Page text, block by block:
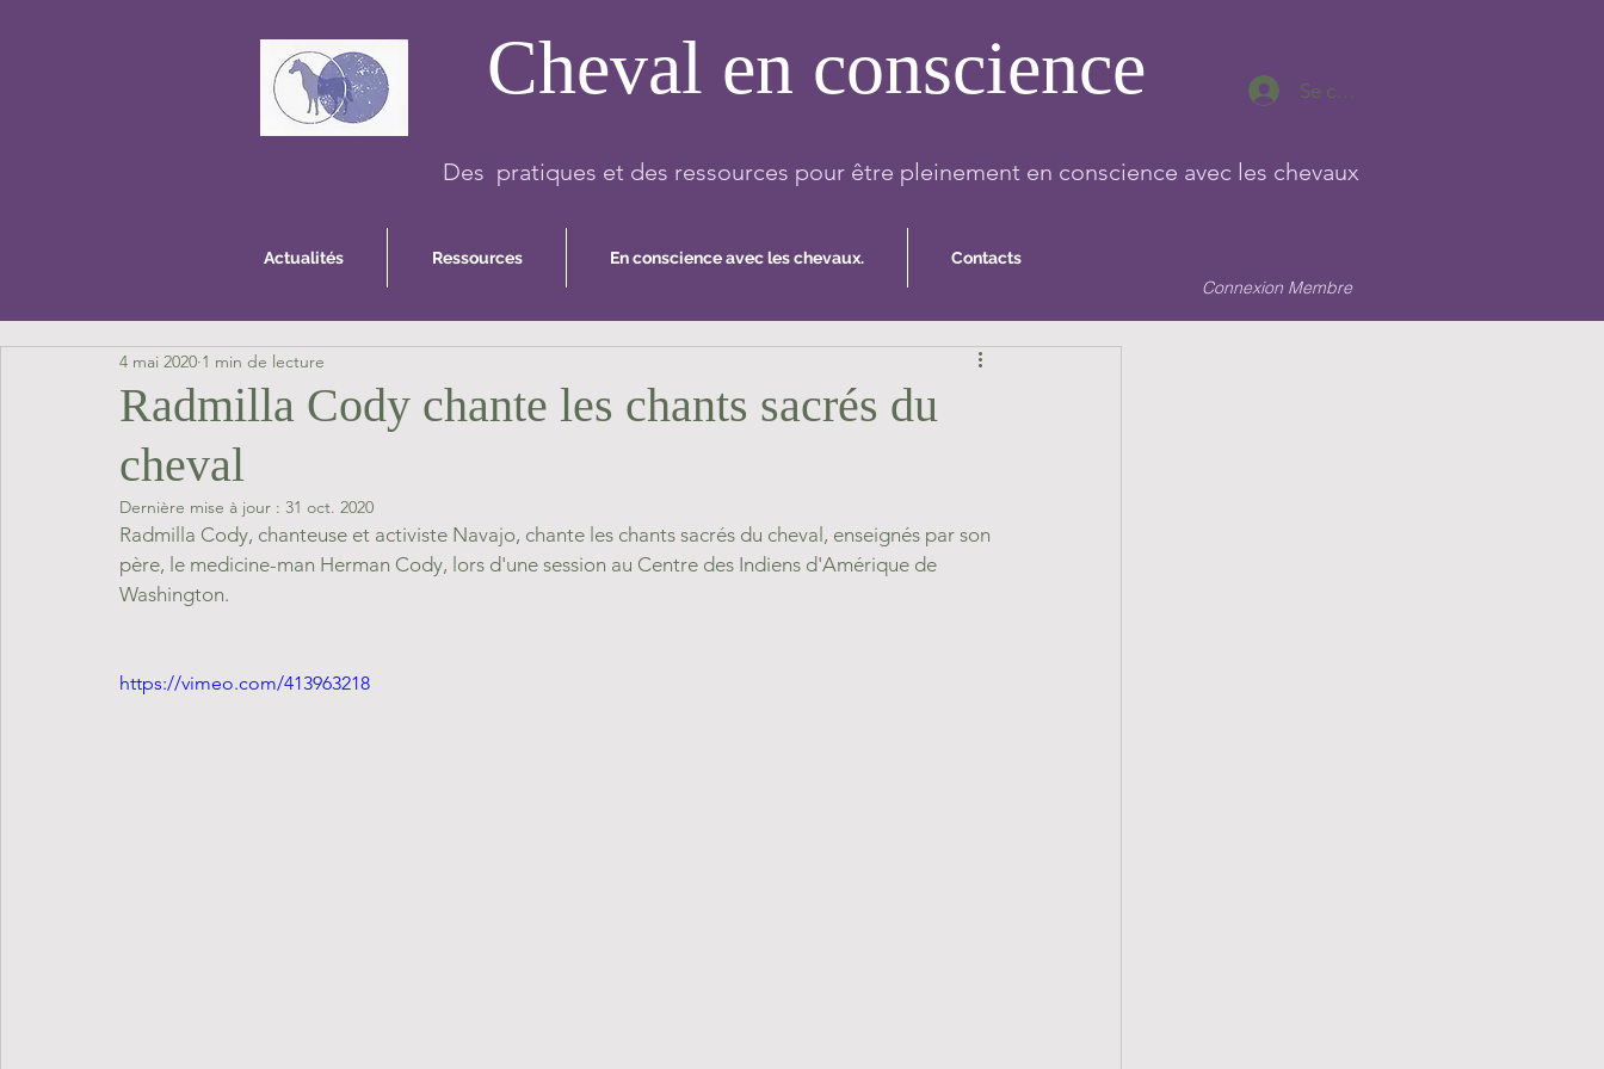
Cheval en conscience
Des pratiques et des ressources pour être pleinement en conscience avec les chevaux
Actualités Ressources En conscience avec les chevaux. Contacts
Connexion Membre
Se connecter
Radmilla Cody chante les chants sacrés du
cheval
4 mai 2020 1 min de lecture
Dernière mise à jour : 31 oct. 2020
Radmilla Cody, chanteuse et activiste Navajo, chante les chants sacrés du cheval, enseignés par son
père, le medicine-man Herman Cody, lors d'une session au Centre des Indiens d'Amérique de
Washington.
https://vimeo.com/413963218